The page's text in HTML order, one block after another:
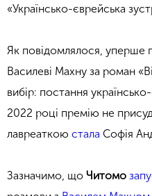
«Українсько-єврейська
Як повідомлялося, уперше
Василеві Махну за роман
вибір: постання
2022 році премію не
лавреаткоюстала Софія
Зазначимо, щоЧитомо